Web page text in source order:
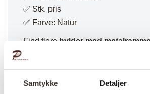
Samtykke Detaljer
✅ Stk. pris
✅ Farve: Natur
Find flere hylder med
Varenummer (SKU):